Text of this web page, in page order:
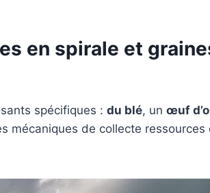
en spirale et
spécifiques : du blé, un œuf
mécaniques de collecte ressources